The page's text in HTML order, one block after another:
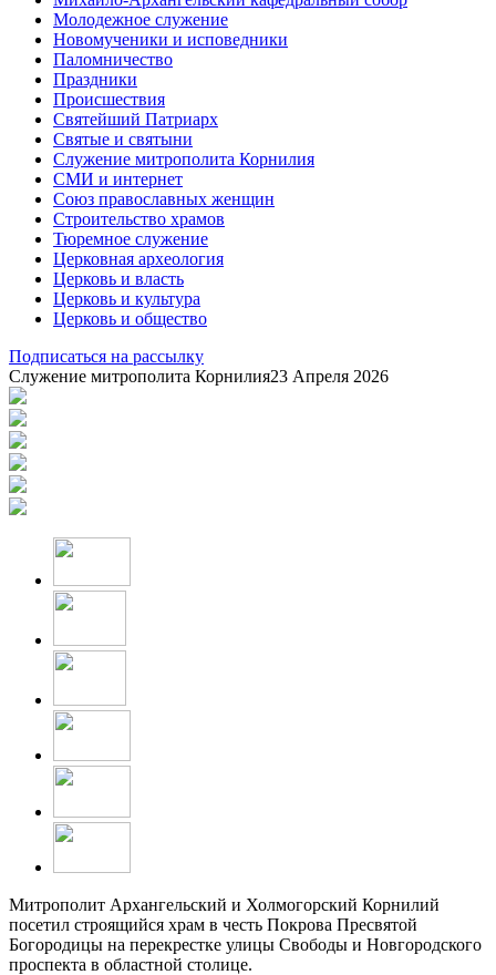
Молодежное служение
Новомученики и исповедники
Паломничество
Праздники
Происшествия
Святейший Патриарх
Святые и святыни
Служение митрополита Корнилия
СМИ и интернет
Союз православных женщин
Строительство храмов
Тюремное служение
Церковная археология
Церковь и власть
Церковь и культура
Церковь и общество
Подписаться на рассылку
Служение митрополита Корнилия23 Апреля 2026
Митрополит Архангельский и Холмогорский Корнилий
посетил строящийся храм в честь Покрова Пресвятой
Богородицы на перекрестке улицы Свободы и Новгородского
проспекта в областной столице.